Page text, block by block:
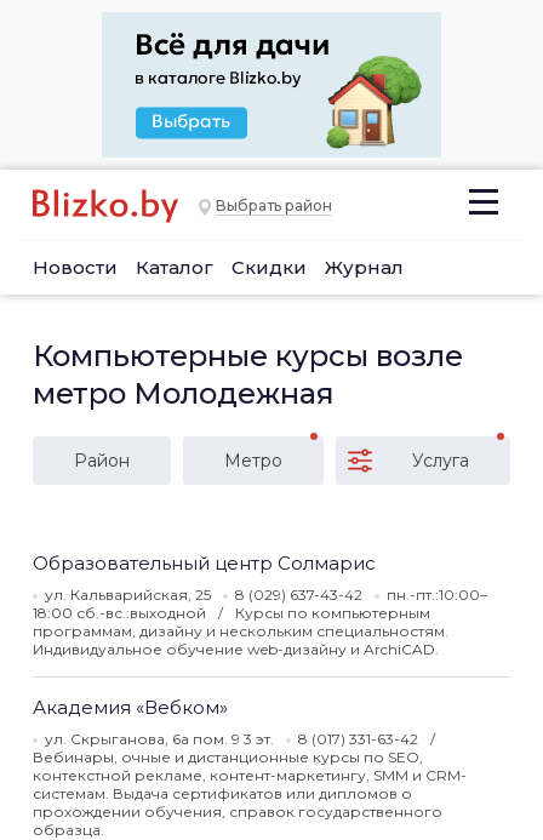
Выбрать район
Новости Каталог Скидки Журнал
Компьютерные курсы возле
метро Молодежная
Район Метро Услуга
Образовательный центр Солмарис
ул. Кальварийская, 25 8 (029) 637-43-42
пн.-пт.:10:00–
18:00 сб.-вс.:выходной
Курсы по компьютерным
программам, дизайну и нескольким специальностям.
Индивидуальное обучение web-дизайну и ArchiCAD.
Академия «Вебком»
ул. Скрыганова, 6а пом. 9 3 эт.
8 (017) 331-63-42
Вебинары, очные и дистанционные курсы по SEO,
контекстной рекламе, контент-маркетингу, SMM и CRM-
системам. Выдача сертификатов или дипломов о
прохождении обучения, справок государственного
образца.